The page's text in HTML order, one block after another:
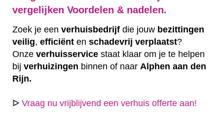
vergelijken Voordelen & nadelen.
Zoek je een verhuisbedrijf die jouw bezittingen
veilig, efficiënt en schadevrij verplaatst?
Onze verhuisservice staat klaar om je te helpen
bij verhuizingen binnen of naar Alphen aan den
Rijn.
ᐅ Vraag nu vrijblijvend een verhuis offerte aan!